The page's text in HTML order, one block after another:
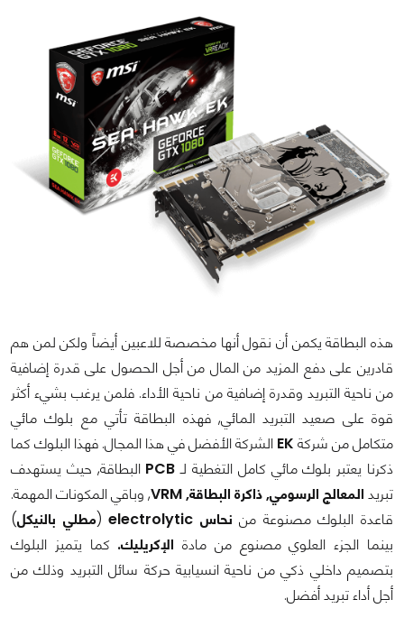
هذه البطاقة يكمن أن نقول أنها مخصصة للاعبين أيضاً ولكن لمن هم
قادرين على دفع المزيد من المال من أجل الحصول على قدرة إضافية
من ناحية التبريد وقدرة إضافية من ناحية الأداء. فلمن يرغب بشيء أكثر
قوة على صعيد التبريد المائي, فهذه البطاقة تأتي مع بلوك مائي
متكامل من شركة EK الشركة الأفضل في هذا المجال. فهذا البلوك كما
ذكرنا يعتبر بلوك مائي كامل التغطية لـ PCB البطاقة, حيث يستهدف
تبريد المعالج الرسومي, ذاكرة البطاقة, VRM
, وباقي المكونات المهمة.
قاعدة البلوك مصنوعة من نحاس electrolytic
(مطلي بالنيكل)
بينما الجزء العلوي مصنوع من مادة الإكريليك.كما يتميز البلوك
بتصميم داخلي ذكي من ناحية انسيابية حركة سائل التبريد وذلك من
أجل أداء تبريد أفضل.